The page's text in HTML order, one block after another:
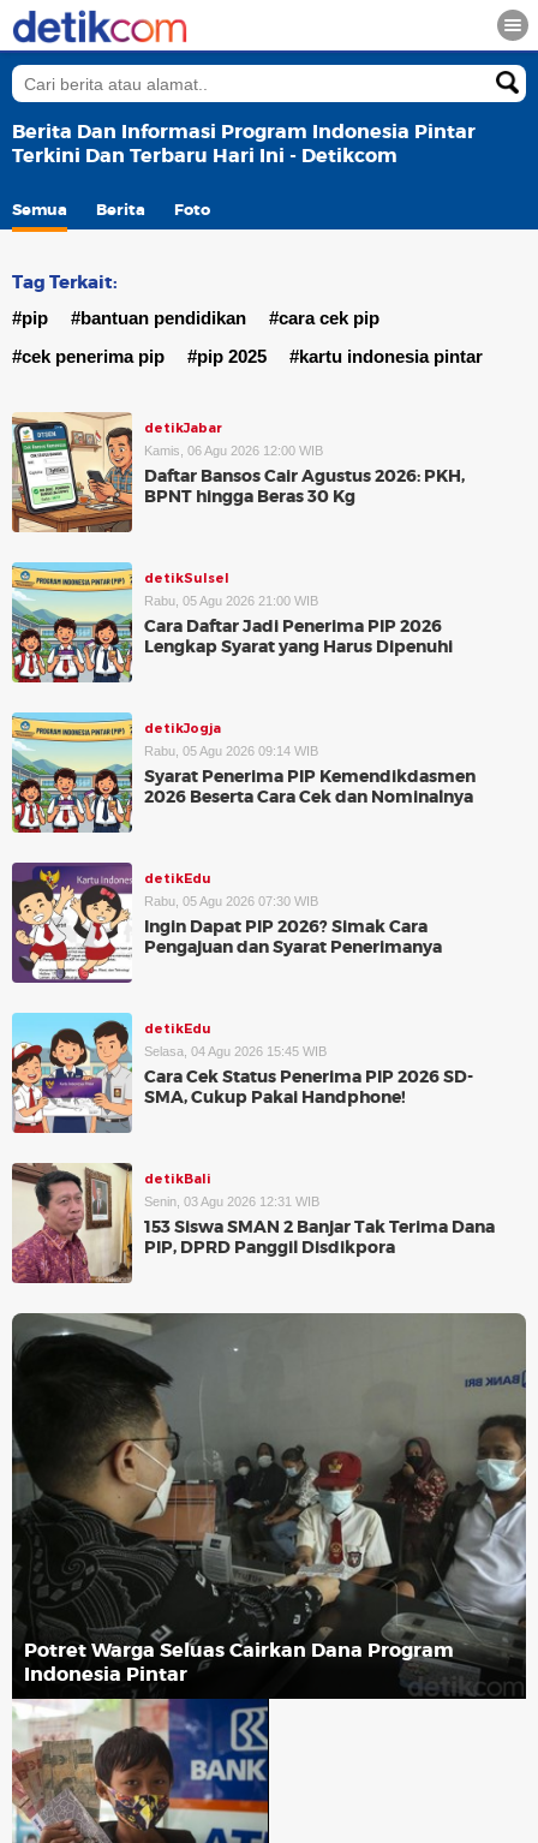
Berita Dan Informasi Program Indonesia Pintar
Terkini Dan Terbaru Hari Ini - Detikcom
Semua Berita Foto
Tag Terkait:
#pip #bantuan pendidikan
#cara cek pip
#cek penerima pip
#pip 2025 #kartu indonesia pintar
detikJabar
Kamis, 06 Agu 2026 12:00 WIB
Daftar Bansos Cair Agustus 2026: PKH,
BPNT hingga Beras 30 Kg
detikSulsel
Rabu, 05 Agu 2026 21:00 WIB
Cara Daftar Jadi Penerima PIP 2026
Lengkap Syarat yang Harus Dipenuhi
detikJogja
Rabu, 05 Agu 2026 09:14 WIB
Syarat Penerima PIP Kemendikdasmen
2026 Beserta Cara Cek dan Nominalnya
detikEdu
Rabu, 05 Agu 2026 07:30 WIB
Ingin Dapat PIP 2026? Simak Cara
Pengajuan dan Syarat Penerimanya
detikEdu
Selasa, 04 Agu 2026 15:45 WIB
Cara Cek Status Penerima PIP 2026 SD-
SMA, Cukup Pakai Handphone!
detikBali
Senin, 03 Agu 2026 12:31 WIB
153 Siswa SMAN 2 Banjar Tak Terima Dana
PIP, DPRD Panggil Disdikpora
Potret Warga Seluas Cairkan Dana Program
Indonesia Pintar